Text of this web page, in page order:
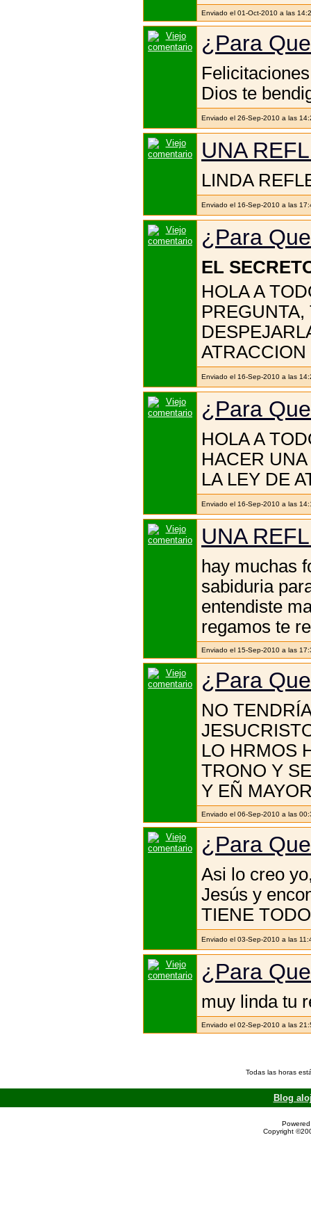
Enviado el 01-Oct-2010 a las
¿Para
Dios te
Enviado el 26-Sep-2010 a las
UNA
LINDA
Enviado el 16-Sep-2010 a las
¿Para
EL
HOLA A
Enviado el 16-Sep-2010 a las
¿Para
HOLA A
HACER
LA LEY DE
Enviado el 16-Sep-2010 a las
UNA
hay muchas
sabiduria
entendiste
regamos te
Enviado el 15-Sep-2010 a las
¿Para
NO
LO HRMOS
TRONO Y
Y EÑ
Enviado el 06-Sep-2010 a las
¿Para
Asi lo creo
Jesús y
TIENE
Enviado el 03-Sep-2010 a las
¿Para
muy linda tu
Enviado el 02-Sep-2010 a las
Todas las horas
Blog
Copyright